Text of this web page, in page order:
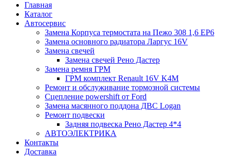
Главная
Каталог
Автосервис
Замена Корпуса термостата на Пежо 308 1,6 EP6
Замена основного радиатора Ларгус 16V
Замена свечей
Замена свечей Рено Дастер
Замена ремня ГРМ
ГРМ комплект Renault 16V K4M
Ремонт и обслуживание тормозной системы
Сцепление powershift от Ford
Замена масянного поддона ДВС Logan
Ремонт подвески
Задняя подвеска Рено Дастер 4*4
АВТОЭЛЕКТРИКА
Контакты
Доставка